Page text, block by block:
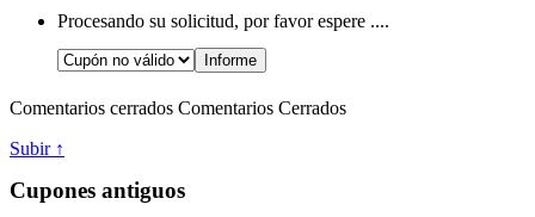
Procesando su solicitud, por favor espere ....
Comentarios cerrados Comentarios Cerrados
Subir ↑
Cupones antiguos